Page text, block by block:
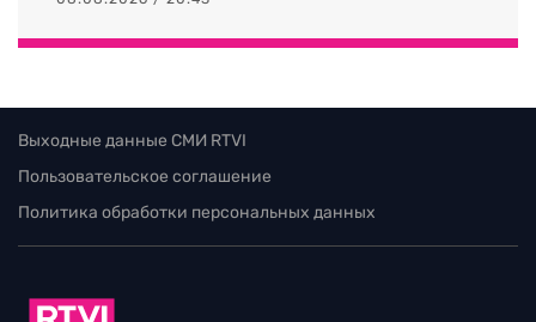
Выходные данные СМИ RTVI
Пользовательское соглашение
Политика обработки персональных данных